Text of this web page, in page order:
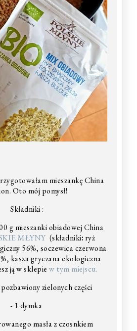
mieszankę China
Oto mój pomysł!
Składniki :
g mieszanki obiadowej China
MŁYNY (składniki: ryż
56%, soczewica czerwona
kasza gryczana ekologiczna
ją w sklepiew tym miejscu.
zielonych części
- 1 dymka
masła z czosnkiem